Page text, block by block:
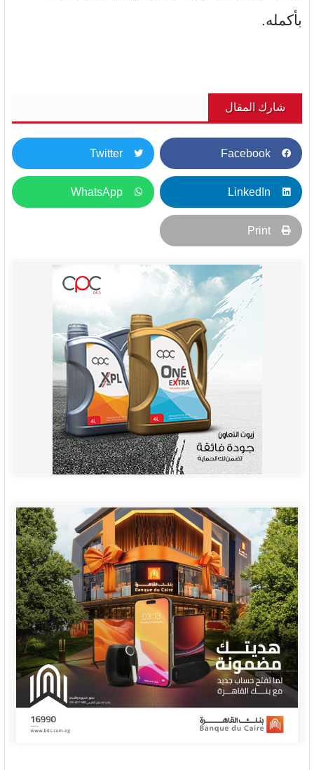
بأكمله.
شارك المقال
Facebook
Twitter
LinkedIn
WhatsApp
Print